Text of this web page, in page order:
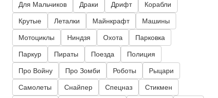
Для Мальчиков Драки Дрифт Корабли
Крутые Леталки Майнкрафт Машины
Мотоциклы Ниндзя Охота Парковка
Паркур Пираты Поезда Полиция
Про Войну Про Зомби Роботы Рыцари
Самолеты Снайпер Спецназ Стикмен